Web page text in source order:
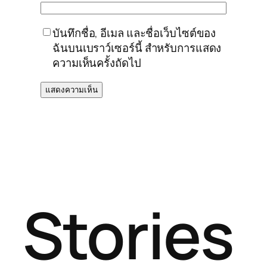
บันทึกชื่อ, อีเมล และชื่อเว็บไซต์ของ
ฉันบนเบราว์เซอร์นี้ สำหรับการแสดง
ความเห็นครั้งถัดไป
Stories